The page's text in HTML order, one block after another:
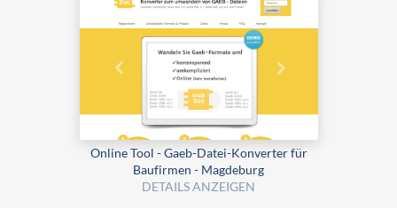
Online Tool - Gaeb-Datei-Konverter für
Baufirmen - Magdeburg
DETAILS ANZEIGEN